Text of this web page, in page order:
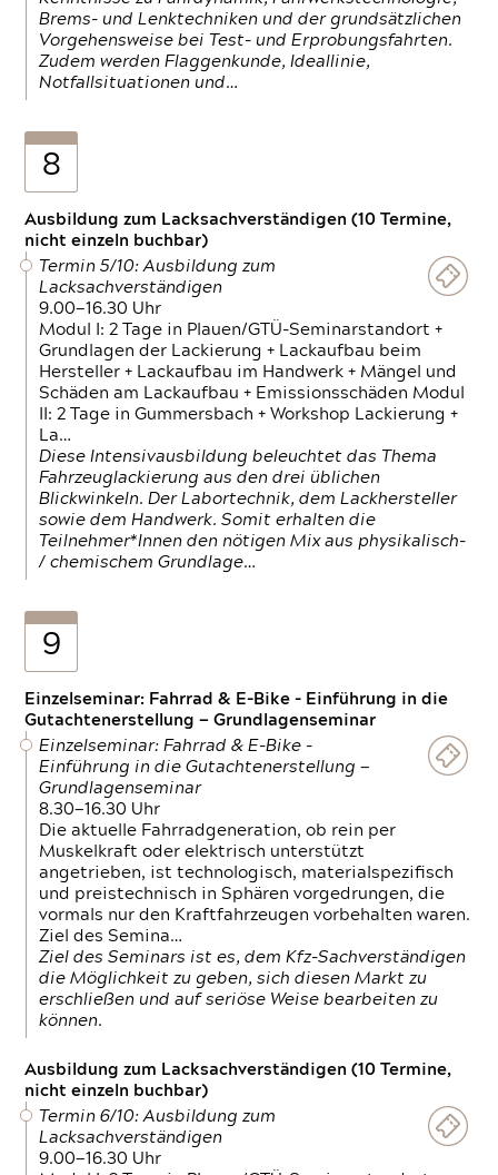
Brems- und Lenktechniken und der grundsätzlichen
Vorgehensweise bei Test- und Erprobungsfahrten.
Zudem werden Flaggenkunde, Ideallinie,
Notfallsituationen und…
8
Ausbildung zum Lacksachverständigen (10 Termine,
nicht einzeln buchbar)
Termin 5/10: Ausbildung zum
Lacksachverständigen
9.00—16.30 Uhr
Modul I: 2 Tage in Plauen/GTÜ-Seminarstandort +
Grundlagen der Lackierung + Lackaufbau beim
Hersteller + Lackaufbau im Handwerk + Mängel und
Schäden am Lackaufbau + Emissionsschäden Modul
II: 2 Tage in Gummersbach + Workshop Lackierung +
La…
Diese Intensivausbildung beleuchtet das Thema
Fahrzeuglackierung aus den drei üblichen
Blickwinkeln. Der Labortechnik, dem Lackhersteller
sowie dem Handwerk. Somit erhalten die
Teilnehmer*Innen den nötigen Mix aus physikalisch-
/ chemischem Grundlage…
9
Einzelseminar: Fahrrad & E-Bike - Einführung in die
Gutachtenerstellung — Grundlagenseminar
Einzelseminar: Fahrrad & E-Bike -
Einführung in die Gutachtenerstellung —
Grundlagenseminar
8.30—16.30 Uhr
Die aktuelle Fahrradgeneration, ob rein per
Muskelkraft oder elektrisch unterstützt
angetrieben, ist technologisch, materialspezifisch
und preistechnisch in Sphären vorgedrungen, die
vormals nur den Kraftfahrzeugen vorbehalten waren.
Ziel des Semina…
Ziel des Seminars ist es, dem Kfz-Sachverständigen
die Möglichkeit zu geben, sich diesen Markt zu
erschließen und auf seriöse Weise bearbeiten zu
können.
Ausbildung zum Lacksachverständigen (10 Termine,
nicht einzeln buchbar)
Termin 6/10: Ausbildung zum
Lacksachverständigen
9.00—16.30 Uhr